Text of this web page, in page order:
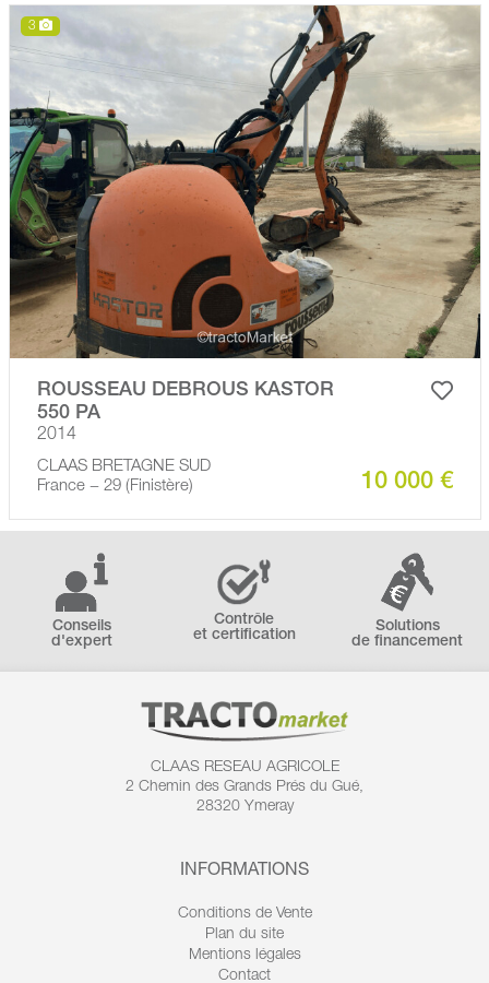
3
ROUSSEAU DEBROUS KASTOR
550 PA
2014
CLAAS BRETAGNE SUD
France − 29 (Finistère)
10 000 €
Conseils
d'expert
Contrôle
et certification
Solutions
de financement
CLAAS RESEAU AGRICOLE
2 Chemin des Grands Prés du Gué,
28320 Ymeray
INFORMATIONS
Conditions de Vente
Plan du site
Mentions légales
Contact